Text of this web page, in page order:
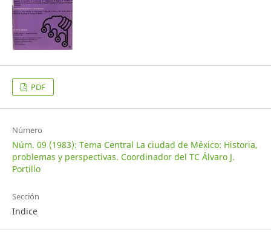
PDF
Número
Núm. 09 (1983): Tema Central La ciudad de México: Historia,
problemas y perspectivas. Coordinador del TC Álvaro J.
Portillo
Sección
Indice